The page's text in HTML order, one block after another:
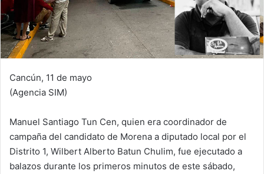
Cancún, 11 de mayo
(Agencia SIM)
Manuel Santiago Tun Cen, quien era coordinador de
campaña del candidato de Morena a diputado local por el
Distrito 1, Wilbert Alberto Batun Chulim, fue ejecutado a
balazos durante los primeros minutos de este sábado,